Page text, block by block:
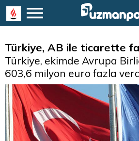
Türkiye, AB ile ticarette
Türkiye, ekimde Avrupa
603,6 milyon euro fazla